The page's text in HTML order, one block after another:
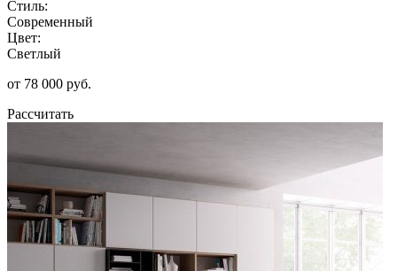
Стиль:
Современный
Цвет:
Светлый
от 78 000 руб.
Рассчитать